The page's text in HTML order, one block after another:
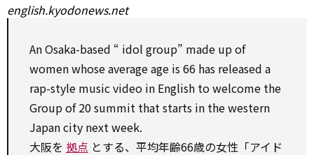
english.kyodonews.net
An Osaka-based “ idol group” made up of
women whose average age is 66 has released a
rap-style music video in English towelcome the
Group of 20 summit that starts in the western
Japan city next week.
大阪を 拠点 とする、平均年齢66歳の女性「アイド